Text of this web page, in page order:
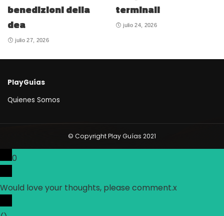
benedizioni della
dea
julio 27, 2026
terminali
julio 24, 2026
PlayGuías
Quienes Somos
© Copyright Play Guías 2021
0
Would love your thoughts, please comment.x